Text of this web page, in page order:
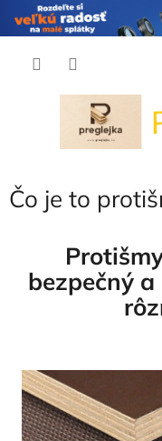
Čo je to
bezpečný